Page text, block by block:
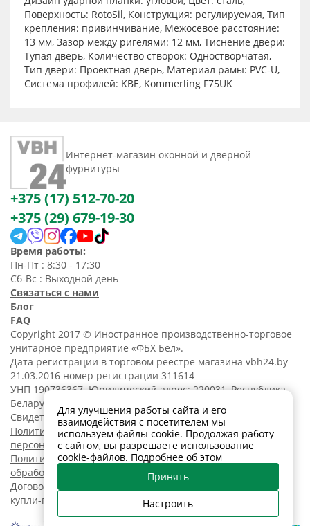
Поверхность: RotoSil, Конструкция: регулируемая, Тип
крепления: привинчивание, Межосевое расстояние:
13 мм, Зазор между ригелями: 12 мм, Тиснение двери:
Тупая дверь, Количество створок: Одностворчатая,
Тип двери: Проектная дверь, Материал рамы: PVC-U,
Система профилей: KBE, Kommerling F75UK
Интернет-магазин оконной и дверной
фурнитуры
+375 (17) 512-70-20
+375 (29) 679-19-30
Время работы:
Пн-Пт : 8:30 - 17:30
Сб-Вс : Выходной день
Связаться с нами
Блог
FAQ
Copyright 2017 © Иностранное производственно-торговое
унитарное предприятие «ФБХ Бел».
Дата регистрации в торговом реестре магазина vbh24.by
21.03.2016 номер регистрации 311614
УНП 190736367. Юридический адрес: 220031, Республика
Беларусь, г. Минск, ул. Танковая, 15-1, 5 этаж;
Свидетельство о регистрации N190736367 от 11.02.2014.
Политика обработки
персональных данных
Политика в отношении
обработки cookies
Договор розничной
купли-продажи
Для улучшения работы сайта и его
взаимодействия с посетителем мы
используем файлы cookie. Продолжая работу
с сайтом, вы разрешаете использование
cookie-файлов. Подробнее об этом
Принять
Настроить